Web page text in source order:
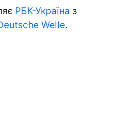
РБК-Україна з
Welle.